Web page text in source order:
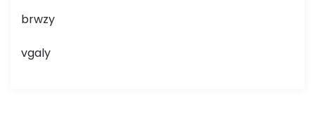
brwzy
vgaly